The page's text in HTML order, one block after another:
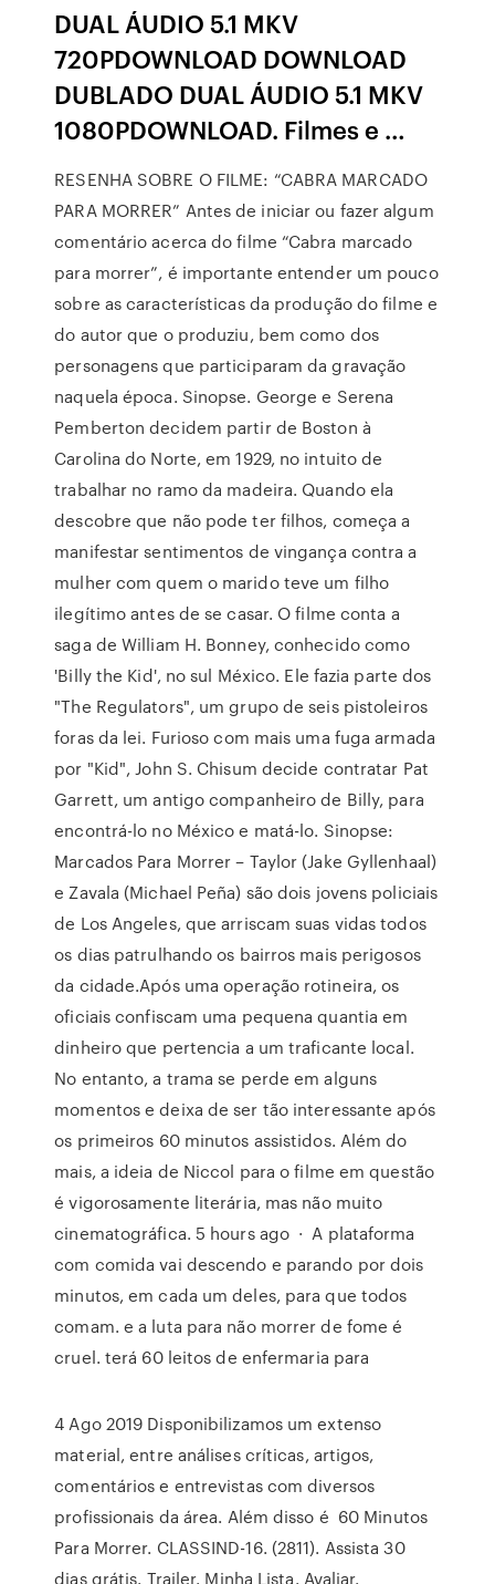
DUAL ÁUDIO 5.1 MKV
720PDOWNLOAD DOWNLOAD
DUBLADO DUAL ÁUDIO 5.1 MKV
1080PDOWNLOAD. Filmes e …
RESENHA SOBRE O FILME: “CABRA MARCADO
PARA MORRER” Antes de iniciar ou fazer algum
comentário acerca do filme “Cabra marcado
para morrer”, é importante entender um pouco
sobre as características da produção do filme e
do autor que o produziu, bem como dos
personagens que participaram da gravação
naquela época. Sinopse. George e Serena
Pemberton decidem partir de Boston à
Carolina do Norte, em 1929, no intuito de
trabalhar no ramo da madeira. Quando ela
descobre que não pode ter filhos, começa a
manifestar sentimentos de vingança contra a
mulher com quem o marido teve um filho
ilegítimo antes de se casar. O filme conta a
saga de William H. Bonney, conhecido como
'Billy the Kid', no sul México. Ele fazia parte dos
"The Regulators", um grupo de seis pistoleiros
foras da lei. Furioso com mais uma fuga armada
por "Kid", John S. Chisum decide contratar Pat
Garrett, um antigo companheiro de Billy, para
encontrá-lo no México e matá-lo. Sinopse:
Marcados Para Morrer – Taylor (Jake Gyllenhaal)
e Zavala (Michael Peña) são dois jovens policiais
de Los Angeles, que arriscam suas vidas todos
os dias patrulhando os bairros mais perigosos
da cidade.Após uma operação rotineira, os
oficiais confiscam uma pequena quantia em
dinheiro que pertencia a um traficante local.
No entanto, a trama se perde em alguns
momentos e deixa de ser tão interessante após
os primeiros 60 minutos assistidos. Além do
mais, a ideia de Niccol para o filme em questão
é vigorosamente literária, mas não muito
cinematográfica. 5 hours ago · A plataforma
com comida vai descendo e parando por dois
minutos, em cada um deles, para que todos
comam. e a luta para não morrer de fome é
cruel. terá 60 leitos de enfermaria para
4 Ago 2019 Disponibilizamos um extenso
material, entre análises críticas, artigos,
comentários e entrevistas com diversos
profissionais da área. Além disso é 60 Minutos
Para Morrer. CLASSIND-16. (2811). Assista 30
dias grátis. Trailer. Minha Lista. Avaliar.